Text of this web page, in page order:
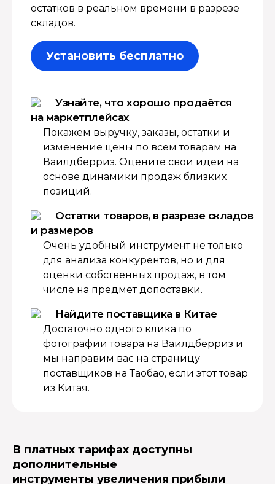
остатков в реальном времени в разрезе
складов.
Установить бесплатно
Узнайте, что хорошо продаётся
на маркетплейсах
Покажем выручку, заказы, остатки и
изменение цены по всем товарам на
Ваилдберриз. Оцените свои идеи на
основе динамики продаж близких
позиций.
Остатки товаров, в разрезе складов
и размеров
Очень удобный инструмент не только
для анализа конкурентов, но и для
оценки собственных продаж, в том
числе на предмет допоставки.
Найдите поставщика в Китае
Достаточно одного клика по
фотографии товара на Ваилдберриз и
мы направим вас на страницу
поставщиков на Таобао, если этот товар
из Китая.
В платных тарифах доступны
дополнительные
инструменты увеличения прибыли